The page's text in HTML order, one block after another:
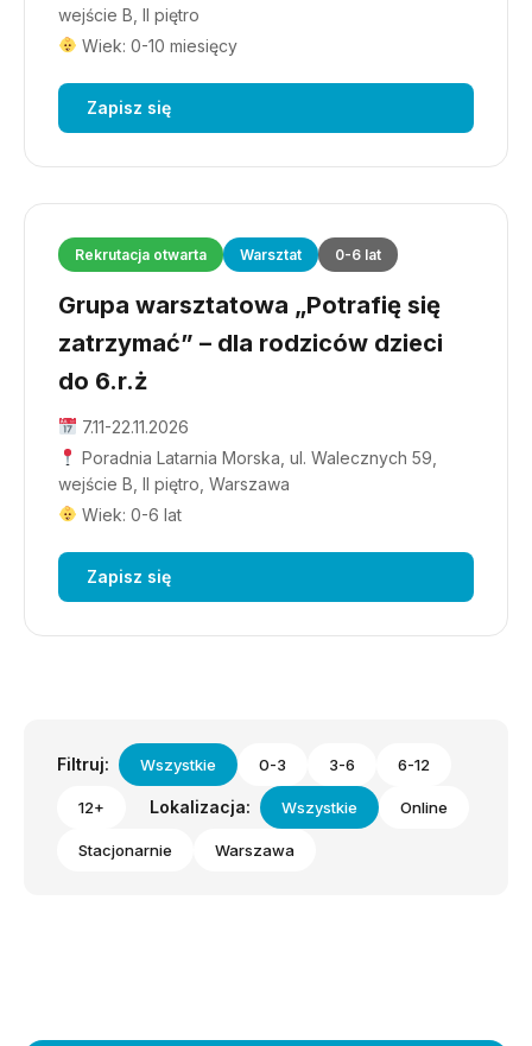
wejście B, II piętro
Wiek: 0-10 miesięcy
Zapisz się
Rekrutacja otwarta Warsztat 0-6 lat
Grupa warsztatowa „Potrafię się
zatrzymać” – dla rodziców dzieci
do 6.r.ż
7.11-22.11.2026
Poradnia Latarnia Morska, ul. Walecznych 59,
wejście B, II piętro, Warszawa
Wiek: 0-6 lat
Zapisz się
Filtruj: Wszystkie 0-3 3-6 6-12
12+ Lokalizacja: Wszystkie Online
Stacjonarnie Warszawa